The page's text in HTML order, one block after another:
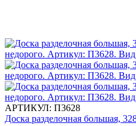
АРТИКУЛ: П3628
Доска разделочная большая,